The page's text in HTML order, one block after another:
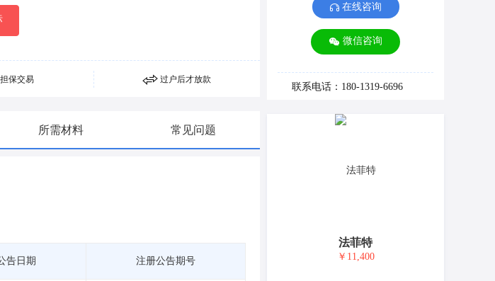
担保交易 过户后才放款
所需材料 常见问题
告日期 注册公告期号
在线咨询
微信咨询
联系电话：180-1319-6696
法菲特
￥11,400